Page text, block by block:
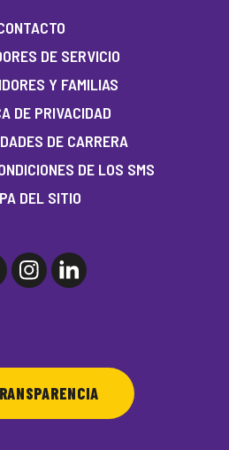
DE SERVICIO
Y FAMILIAS
DE PRIVACIDAD
DE CARRERA
DE LOS SMS
DEL SITIO